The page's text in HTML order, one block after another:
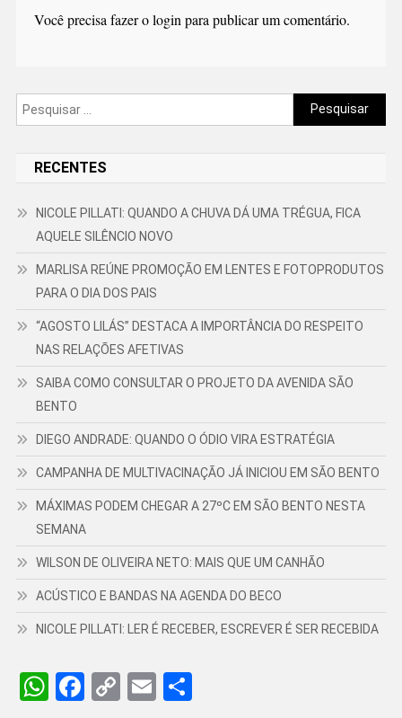
Você precisa fazer ologin para publicar um comentário.
Pesquisar
por:
RECENTES
NICOLE PILLATI: QUANDO A CHUVA DÁ UMA TRÉGUA, FICA
AQUELE SILÊNCIO NOVO
MARLISA REÚNE PROMOÇÃO EM LENTES E FOTOPRODUTOS
PARA O DIA DOS PAIS
“AGOSTO LILÁS” DESTACA A IMPORTÂNCIA DO RESPEITO
NAS RELAÇÕES AFETIVAS
SAIBA COMO CONSULTAR O PROJETO DA AVENIDA SÃO
BENTO
DIEGO ANDRADE: QUANDO O ÓDIO VIRA ESTRATÉGIA
CAMPANHA DE MULTIVACINAÇÃO JÁ INICIOU EM SÃO BENTO
MÁXIMAS PODEM CHEGAR A 27ºC EM SÃO BENTO NESTA
SEMANA
WILSON DE OLIVEIRA NETO: MAIS QUE UM CANHÃO
ACÚSTICO E BANDAS NA AGENDA DO BECO
NICOLE PILLATI: LER É RECEBER, ESCREVER É SER RECEBIDA
WhatsApp
Facebook
CopyEmailShare